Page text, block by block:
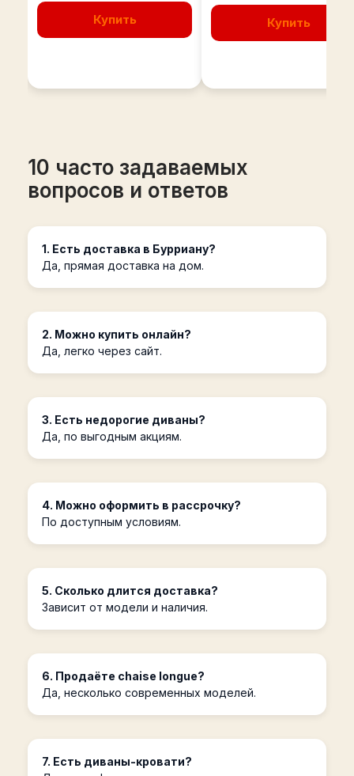
Купить Купить
10 часто задаваемых
вопросов и ответов
1. Есть доставка в Бурриану?
Да, прямая доставка на дом.
2. Можно купить онлайн?
Да, легко через сайт.
3. Есть недорогие диваны?
Да, по выгодным акциям.
4. Можно оформить в рассрочку?
По доступным условиям.
5. Сколько длится доставка?
Зависит от модели и наличия.
6. Продаёте chaise longue?
Да, несколько современных моделей.
7. Есть диваны-кровати?